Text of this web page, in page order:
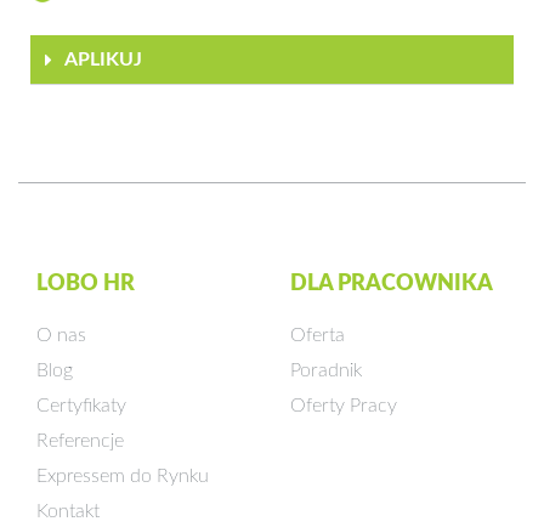
APLIKUJ
LOBO HR
O nas
Blog
Certyfikaty
Referencje
Expressem do Rynku
Kontakt
DLA PRACOWNIKA
Oferta
Poradnik
Oferty Pracy